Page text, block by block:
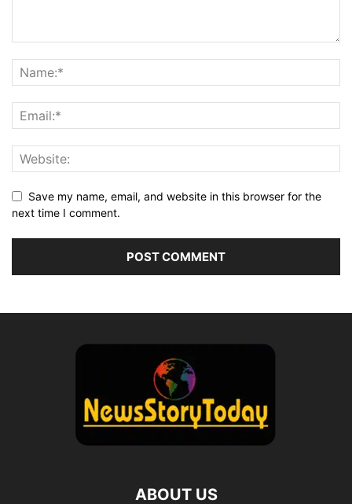
Save my name, email, and website in this browser for the
next time I comment.
ABOUT US